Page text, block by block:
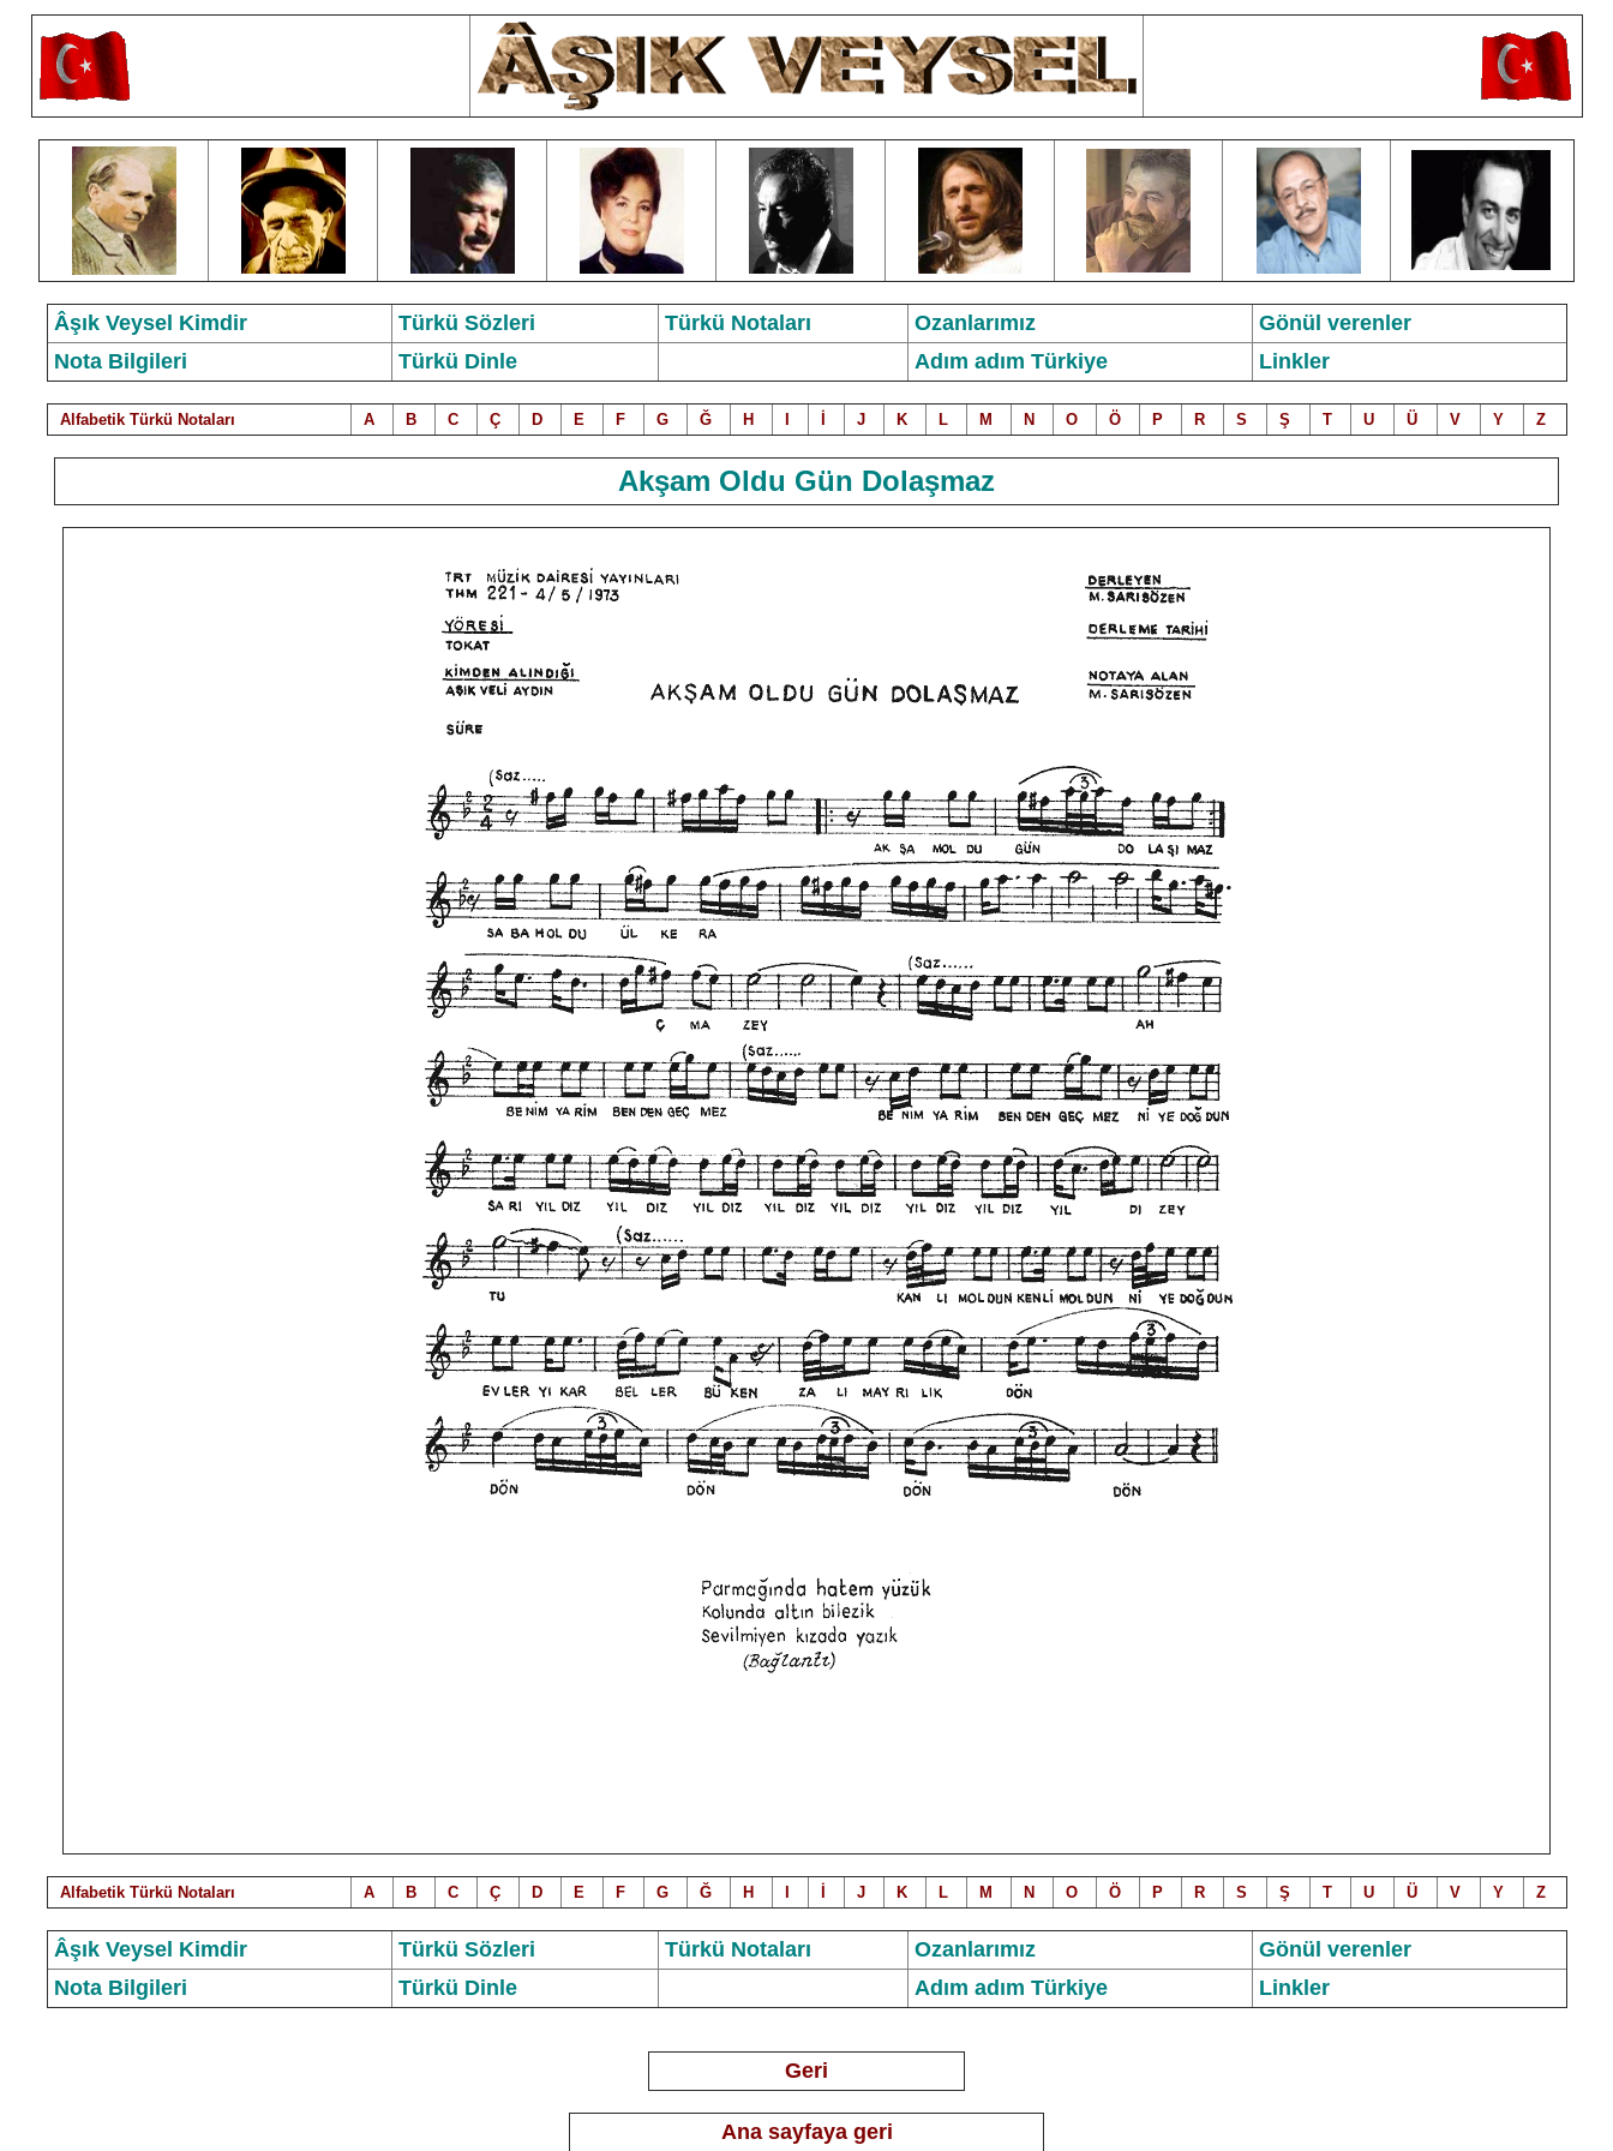
Âşık Veysel Kimdir Türkü Sözleri Türkü Notaları Ozanlarımız
Gönül verenler
Nota Bilgileri
Türkü Dinle Adım adım Türkiye Linkler
Alfabetik Türkü Notaları A B C Ç D E F G Ğ H J K L M N O Ö P R S Ş T U Ü V Y Z
Akşam Oldu Gün Dolaşmaz
Alfabetik Türkü Notaları A B C Ç D E F G Ğ H J K L M N O Ö P R S Ş T U Ü V Y Z
Âşık Veysel Kimdir Türkü Sözleri Türkü Notaları Ozanlarımız
Gönül verenler
Nota Bilgileri
Türkü Dinle Adım adım Türkiye Linkler
Geri
Ana sayfaya geri